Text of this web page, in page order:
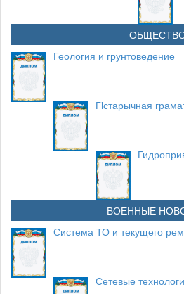
Геология и грунтоведение
Гiстарычная
ВОЕННЫЕ
Система ТО и текущего
Сетевые